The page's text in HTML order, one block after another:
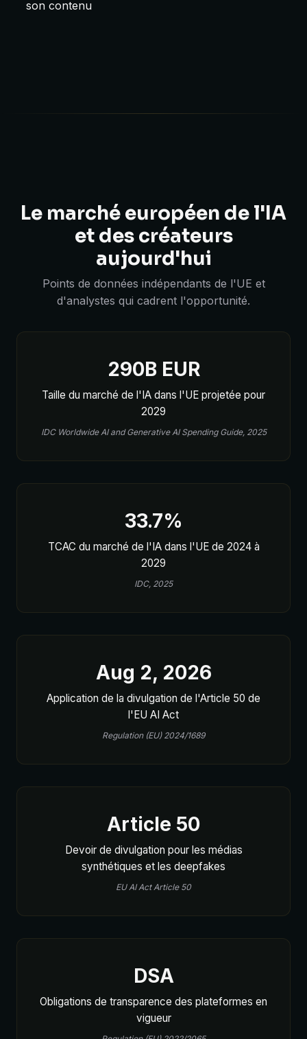
son contenu
Le marché européen de l'IA
et des créateurs
aujourd'hui
Points de données indépendants de l'UE et
d'analystes qui cadrent l'opportunité.
290B EUR
Taille du marché de l'IA dans l'UE projetée pour
2029
IDC Worldwide AI and Generative AI Spending Guide, 2025
33.7%
TCAC du marché de l'IA dans l'UE de 2024 à
2029
IDC, 2025
Aug 2, 2026
Application de la divulgation de l'Article 50 de
l'EU AI Act
Regulation (EU) 2024/1689
Article 50
Devoir de divulgation pour les médias
synthétiques et les deepfakes
EU AI Act Article 50
DSA
Obligations de transparence des plateformes en
vigueur